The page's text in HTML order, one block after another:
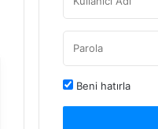
Beni hatırla